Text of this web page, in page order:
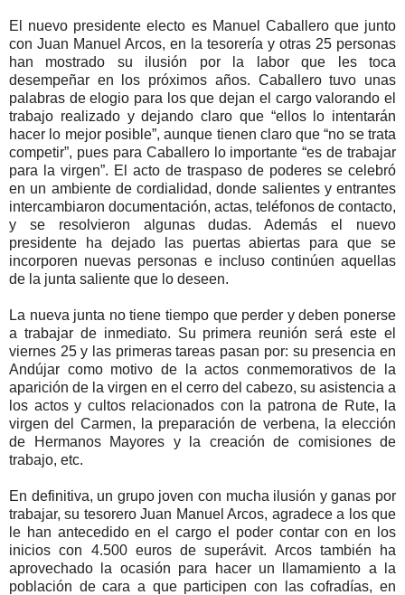
El nuevo presidente electo es Manuel Caballero que junto
con Juan Manuel Arcos, en la tesorería y otras 25 personas
han mostrado su ilusión por la labor que les toca
desempeñar en los próximos años. Caballero tuvo unas
palabras de elogio para los que dejan el cargo valorando el
trabajo realizado y dejando claro que “ellos lo intentarán
hacer lo mejor posible”, aunque tienen claro que “no se trata
competir”, pues para Caballero lo importante “es de trabajar
para la virgen”. El acto de traspaso de poderes se celebró
en un ambiente de cordialidad, donde salientes y entrantes
intercambiaron documentación, actas, teléfonos de contacto,
y se resolvieron algunas dudas. Además el nuevo
presidente ha dejado las puertas abiertas para que se
incorporen nuevas personas e incluso continúen aquellas
de la junta saliente que lo deseen.
La nueva junta no tiene tiempo que perder y deben ponerse
a trabajar de inmediato. Su primera reunión será este el
viernes 25 y las primeras tareas pasan por: su presencia en
Andújar como motivo de la actos conmemorativos de la
aparición de la virgen en el cerro del cabezo, su asistencia a
los actos y cultos relacionados con la patrona de Rute, la
virgen del Carmen, la preparación de verbena, la elección
de Hermanos Mayores y la creación de comisiones de
trabajo, etc.
En definitiva, un grupo joven con mucha ilusión y ganas por
trabajar, su tesorero Juan Manuel Arcos, agradece a los que
le han antecedido en el cargo el poder contar con en los
inicios con 4.500 euros de superávit. Arcos también ha
aprovechado la ocasión para hacer un llamamiento a la
población de cara a que participen con las cofradías, en